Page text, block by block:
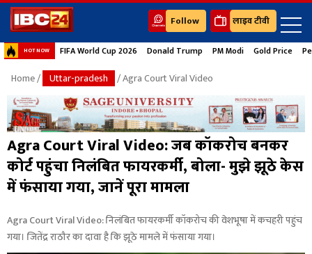
Follow लाइव टीवी
HOT NOW FIFA World Cup 2026 Donald Trump PM Modi Gold Price
Home/ Uttar-pradesh / Agra Court Viral Video
Agra Court Viral Video: जब कॉकरोच बनकर
कोर्ट पहुंचा निलंबित फायरकर्मी, बोला- मुझे झूठे केस
में फंसाया गया, जानें पूरा मामला
Agra Court Viral Video: निलंबित फायरकर्मी कॉकरोच की वेशभूषा में कचहरी पहुंच
गया। जितेंद्र राठौर का दावा है कि झूठे मामले में फंसाया गया।